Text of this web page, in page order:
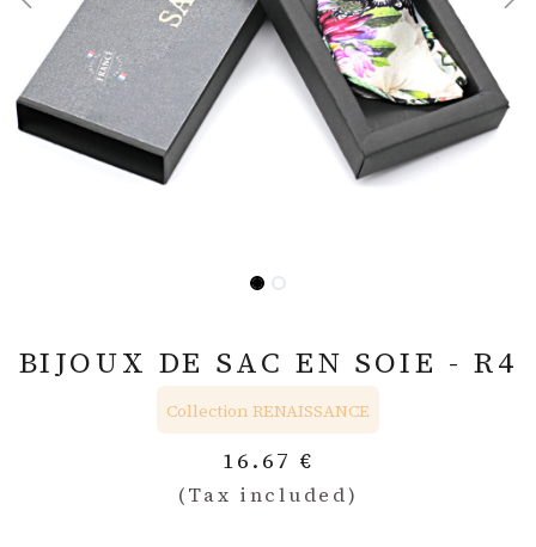
BIJOUX DE SAC EN SOIE - R4
Collection RENAISSANCE
16.67 €
(Tax included)